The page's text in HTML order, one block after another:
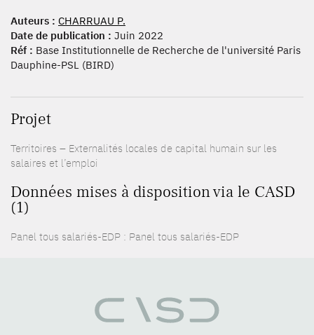
Auteurs : CHARRUAU P.
Date de publication : Juin 2022
Réf : Base Institutionnelle de Recherche de l'université Paris
Dauphine-PSL (BIRD)
Projet
Territoires – Externalités locales de capital humain sur les
salaires et l’emploi
Données mises à disposition via le CASD
(1)
Panel tous salariés-EDP : Panel tous salariés-EDP